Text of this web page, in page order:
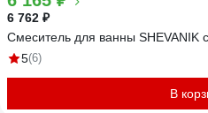
6 762 ₽
Смеситель для ванны SHEVANIK
5(6)
В